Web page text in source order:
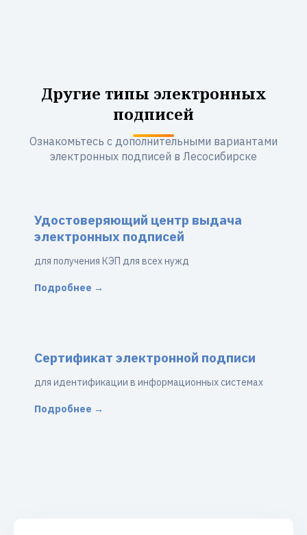
Другие типы электронных
подписей
Ознакомьтесь с дополнительными вариантами
электронных подписей в Лесосибирске
Удостоверяющий центр выдача
электронных подписей
для получения КЭП для всех нужд
Подробнее →
Сертификат электронной подписи
для идентификации в информационных системах
Подробнее →